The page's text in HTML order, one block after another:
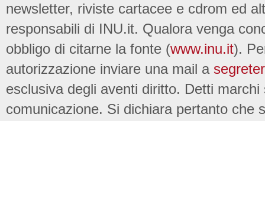
newsletter, riviste cartacee e cdrom ed
responsabili di INU.it. Qualora venga
obbligo di citarne la fonte (www.inu.it).
autorizzazione inviare una mail a
esclusiva degli aventi diritto. Detti
comunicazione. Si dichiara pertanto che